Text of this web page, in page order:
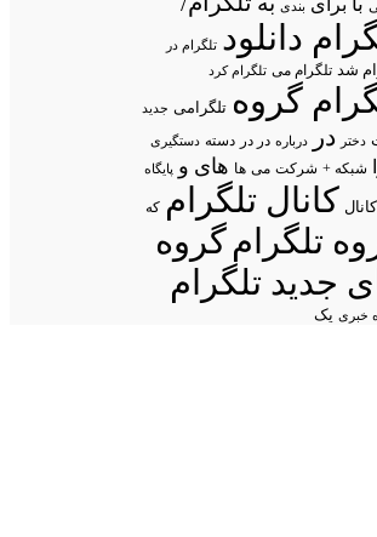
با برای بندی
دانلود تلگرام در
شد تلگرام می تلگرام کرد
گروه تلگرامی جدید
دختر در درباره در در دسته دستگیری
شبکه + شرکت می ها های و پایگاه
کانال کانال تلگرام که
تلگرامگروه
جدید تلگرام
خبری یک